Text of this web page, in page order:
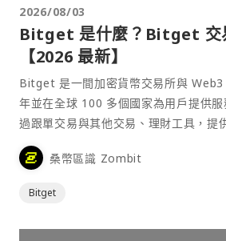
2026/08/03
Bitget 是什麼？Bitget 交
【2026 最新】
Bitget 是一間加密貨幣交易所與
年並在全球 100 多個國家為用戶提供
過跟單交易與其他交易、理財工具，提
桑幣區識 Zombit
Bitget